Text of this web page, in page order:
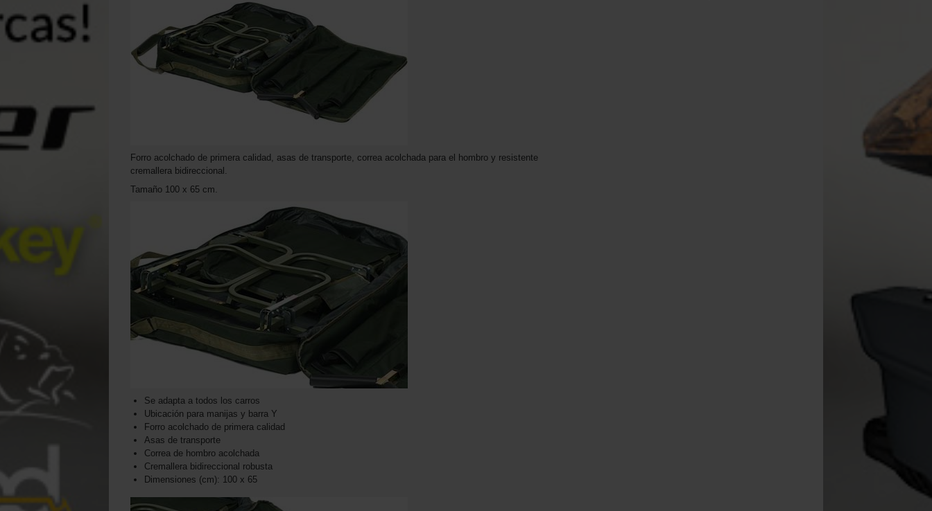
Forro acolchado de primera calidad, asas de transporte, correa acolchada para el hombro y resistente
cremallera bidireccional.
Tamaño 100 x 65 cm.
Se adapta a todos los carros
Ubicación para manijas y barra Y
Forro acolchado de primera calidad
Asas de transporte
Correa de hombro acolchada
Cremallera bidireccional robusta
Dimensiones (cm): 100 x 65